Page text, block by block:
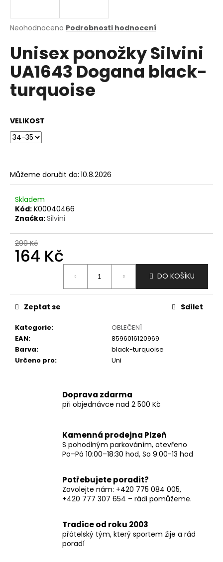
Průměrné
produktu
je
0,0
z
5
hvězdiček.
Neohodnoceno Podrobnosti hodnocení
Unisex ponožky Silvini
UA1643 Dogana black-
turquoise
VELIKOST
Můžeme doručit do: 10.8.2026
Skladem
Kód: K00040466
Značka:Silvini
299 Kč
164 Kč
DO KOŠÍKU
Kategorie:
OBLEČENÍ
EAN:
8596016120969
Barva:
black-turquoise
Určeno pro: Uni
Zeptat se Sdílet
Doprava zdarma
při objednávce nad 2 500 Kč
Kamenná prodejna Plzeň
S pohodlným parkováním, otevřeno
Po–Pá 10:00–18:30 hod, So 9:00-13 hod
Potřebujete poradit?
Zavolejte nám: +420 775 084 005,
+420 777 307 654 – rádi pomůžeme.
Tradice od roku 2003
přátelský tým, který sportem žije a rád
poradí
j
t
?
o
p
u
č
u